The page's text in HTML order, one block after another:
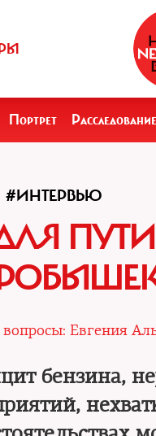
Портрет Расследование
#ИНТЕРВЬЮ
вопросы: Евгения
бензина,